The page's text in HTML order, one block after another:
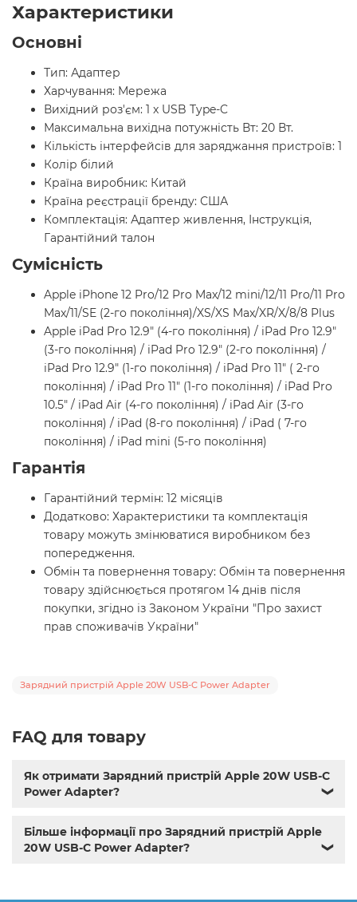
Характеристики
Основні
Тип: Адаптер
Харчування: Мережа
Вихідний роз'єм: 1 x USB Type-C
Максимальна вихідна потужність Вт: 20 Вт.
Кількість інтерфейсів для заряджання пристроїв: 1
Колір білий
Країна виробник: Китай
Країна реєстрації бренду: США
Комплектація: Адаптер живлення, Інструкція,
Гарантійний талон
Сумісність
Apple iPhone 12 Pro/12 Pro Max/12 mini/12/11 Pro/11 Pro
Max/11/SE (2-го покоління)/XS/XS Max/XR/X/8/8 Plus
Apple iPad Pro 12.9" (4-го покоління) / iPad Pro 12.9"
(3-го покоління) / iPad Pro 12.9" (2-го покоління) /
iPad Pro 12.9" (1-го покоління) / iPad Pro 11" ( 2-го
покоління) / iPad Pro 11" (1-го покоління) / iPad Pro
10.5" / iPad Air (4-го покоління) / iPad Air (3-го
покоління) / iPad (8-го покоління) / iPad ( 7-го
покоління) / iPad mini (5-го покоління)
Гарантія
Гарантійний термін: 12 місяців
Додатково: Характеристики та комплектація
товару можуть змінюватися виробником без
попередження.
Обмін та повернення товару: Обмін та повернення
товару здійснюється протягом 14 днів після
покупки, згідно із Законом України "Про захист
прав споживачів України"
Зарядний пристрій Apple 20W USB-C Power Adapter
FAQ для товару
Як отримати Зарядний пристрій Apple 20W USB-C
Power Adapter?
❯
Більше інформації про Зарядний пристрій Apple
20W USB-C Power Adapter?
❯